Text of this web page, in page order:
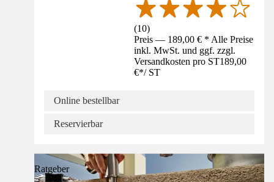
(10)
Preis — 189,00 € * Alle Preise
inkl. MwSt. und ggf. zzgl.
Versandkosten pro ST189,00
€*/ ST
Online bestellbar
Reservierbar
Ratgeber